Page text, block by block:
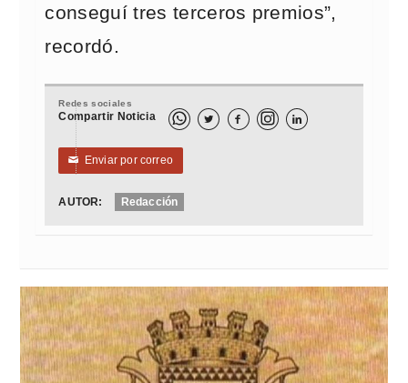
conseguí tres terceros premios”,
recordó.
Redes sociales
Compartir Noticia   
✉ Enviar por correo
AUTOR: Redacción